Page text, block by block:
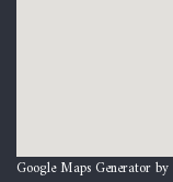
Google Maps Generator by